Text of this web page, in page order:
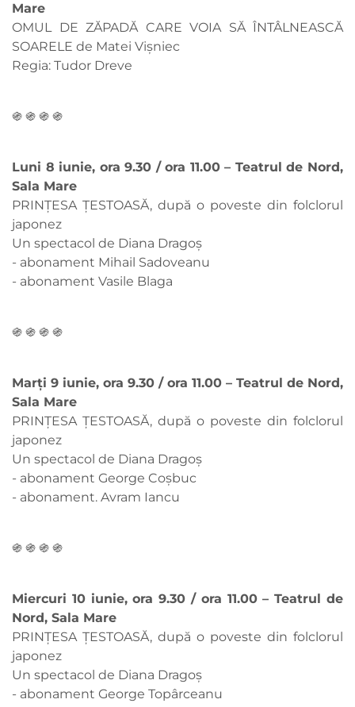
Mare
OMUL DE ZĂPADĂ CARE VOIA SĂ ÎNTÂLNEASCĂ
SOARELE de Matei Vișniec
Regia: Tudor Dreve
֍ ֍ ֍ ֍
Luni 8 iunie, ora 9.30 / ora 11.00 – Teatrul de Nord,
Sala Mare
PRINȚESA ȚESTOASĂ, după o poveste din folclorul
japonez
Un spectacol de Diana Dragoș
- abonament Mihail Sadoveanu
- abonament Vasile Blaga
֍ ֍ ֍ ֍
Marți 9 iunie, ora 9.30 / ora 11.00 – Teatrul de Nord,
Sala Mare
PRINȚESA ȚESTOASĂ, după o poveste din folclorul
japonez
Un spectacol de Diana Dragoș
- abonament George Coşbuc
- abonament. Avram Iancu
֍ ֍ ֍ ֍
Miercuri 10 iunie, ora 9.30 / ora 11.00 – Teatrul de
Nord, Sala Mare
PRINȚESA ȚESTOASĂ, după o poveste din folclorul
japonez
Un spectacol de Diana Dragoș
- abonament George Topârceanu